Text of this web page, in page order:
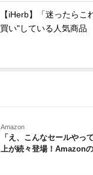
【iHerb】「迷ったらこ
買い"している人気商品
Amazon
「え、こんなセールやっ
上が続々登場！Amazon